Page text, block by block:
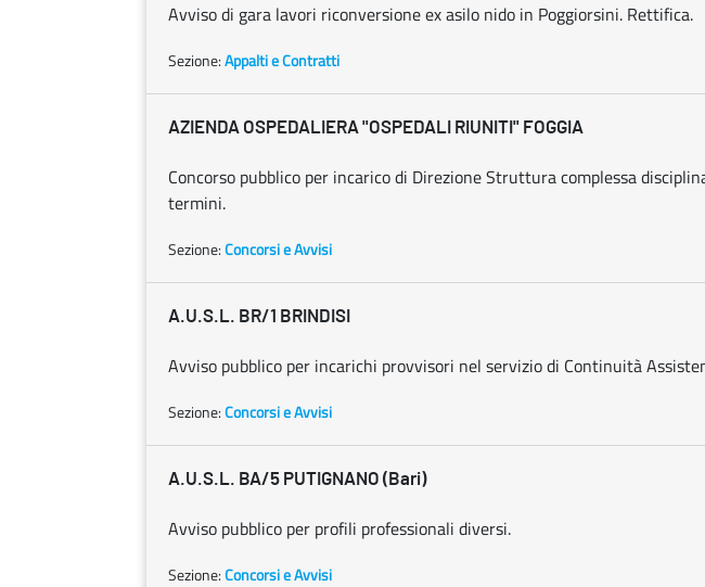
Avviso di gara lavori riconversione ex asilo nido in Poggiorsini. Rettifica.
Sezione:Appalti e Contratti
AZIENDA OSPEDALIERA "OSPEDALI RIUNITI" FOGGIA
Concorso pubblico per incarico di Direzione Struttura complessa
termini.
Sezione:Concorsi e Avvisi
A.U.S.L. BR/1 BRINDISI
Avviso pubblico per incarichi provvisori nel servizio di Continuità
Sezione:Concorsi e Avvisi
A.U.S.L. BA/5 PUTIGNANO (Bari)
Avviso pubblico per profili professionali diversi.
Sezione:Concorsi e Avvisi